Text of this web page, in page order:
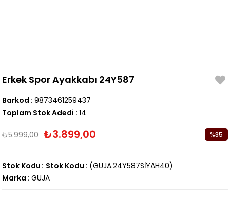
Erkek Spor Ayakkabı 24Y587
Barkod : 9873461259437
Toplam Stok Adedi : 14
₺5.999,00 ₺3.899,00 %35
(GUJA.24Y587SİYAH40)
Stok Kodu Stok Kodu
Marka : GUJA